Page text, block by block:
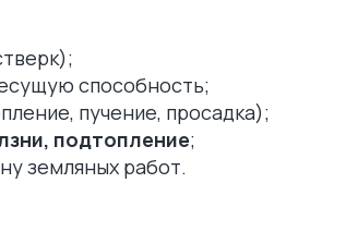
способность;
пучение, просадка);
подтопление;
земляных работ.